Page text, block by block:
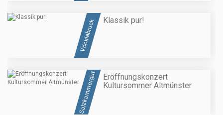
Vöcklabruck Klassik pur!
Salzkammergut
Eröffnungskonzert
Kultursommer Altmünster